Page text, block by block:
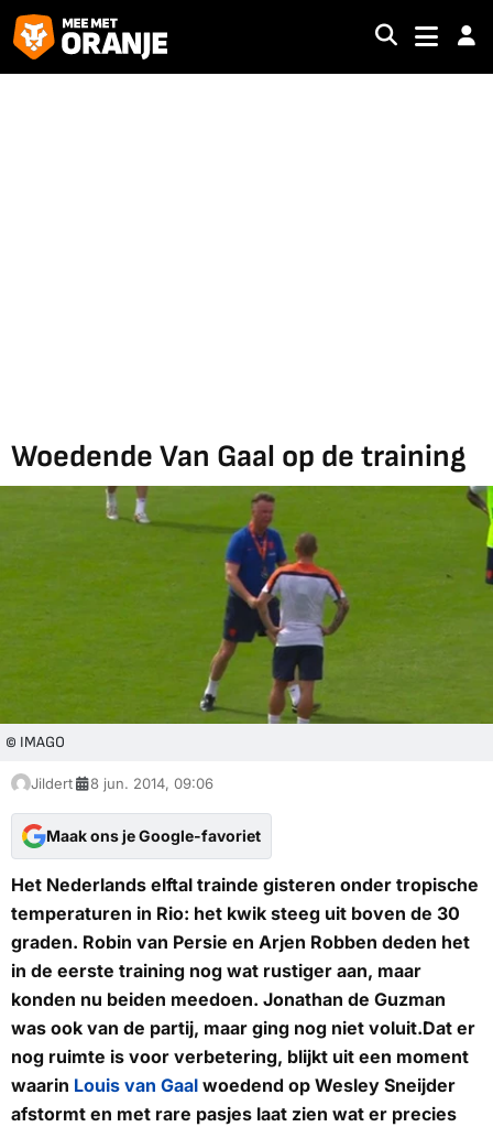
Woedende Van Gaal op de training
© IMAGO
Jildert 8 jun. 2014, 09:06
Maak ons je Google-favoriet
Het Nederlands elftal trainde gisteren onder tropische
temperaturen in Rio: het kwik steeg uit boven de 30
graden. Robin van Persie en Arjen Robben deden het
in de eerste training nog wat rustiger aan, maar
konden nu beiden meedoen. Jonathan de Guzman
was ook van de partij, maar ging nog niet voluit.Dat er
nog ruimte is voor verbetering, blijkt uit een moment
waarin Louis van Gaal woedend op Wesley Sneijder
afstormt en met rare pasjes laat zien wat er precies